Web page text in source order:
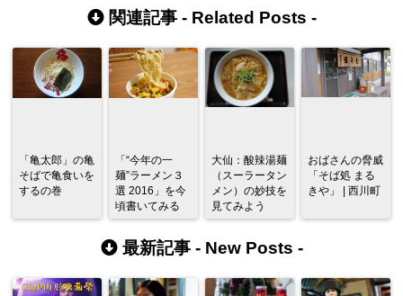
関連記事 - Related Posts -
「亀太郎」の亀
そばで亀食いを
するの巻
「“今年の一
麺”ラーメン３
選 2016」を今
頃書いてみる
大仙：酸辣湯麺
（スーラータン
メン）の妙技を
見てみよう
おばさんの脅威
「そば処 まる
きや」 | 西川町
最新記事 - New Posts -